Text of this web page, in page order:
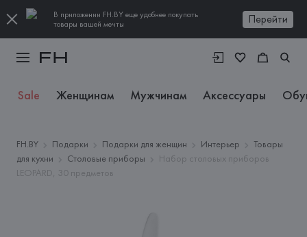
В приложении FH.BY еще удобнее покупать
товары вашей мечты
Перейти
Sale Женщинам Мужчинам Аксессуары
FH.BY Подарки Подарки для женщин Интерьер
Товары
для кухни
Столовые приборы
Набор столовых приборов
LEOPARD, 30 предметов